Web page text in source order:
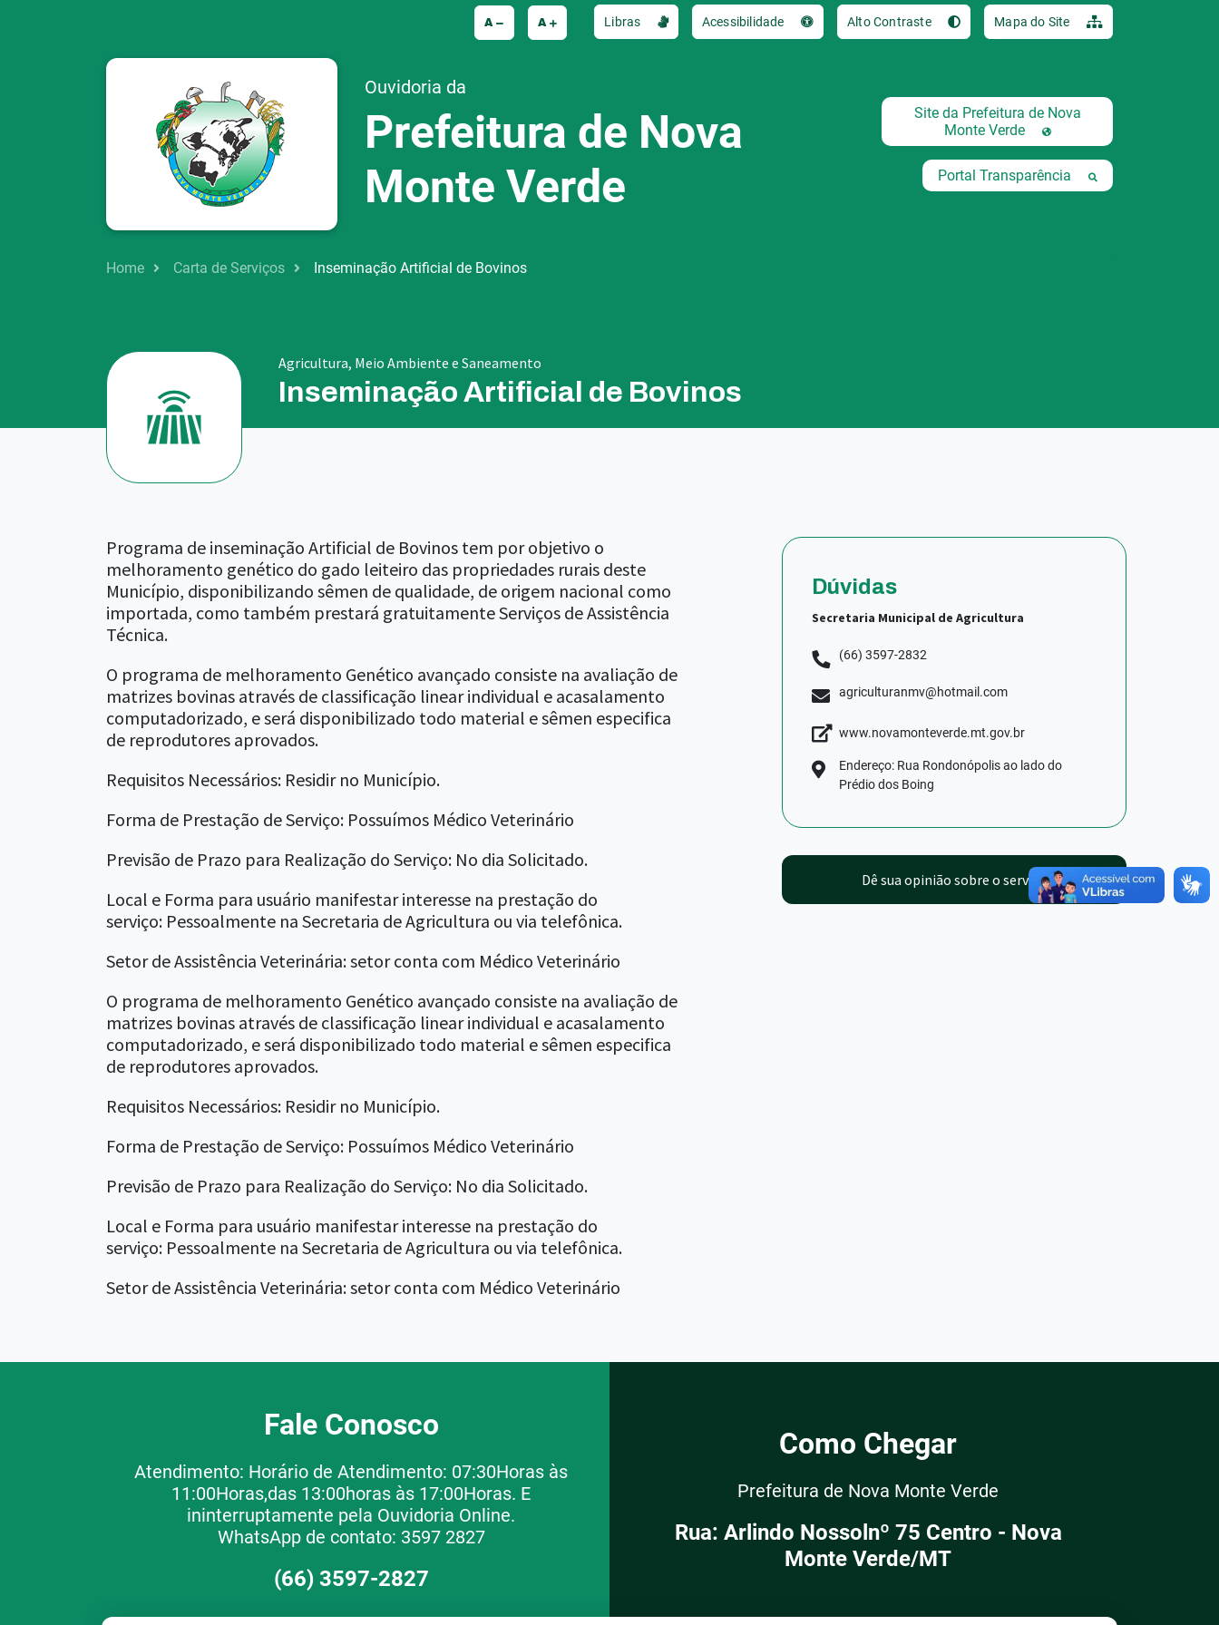
A A Libras Acessibilidade Alto Contraste Mapa do Site
Ouvidoria da
Prefeitura de Nova
Monte Verde
Site da Prefeitura de Nova
Monte Verde
Portal Transparência
Home Carta de Serviços Inseminação Artificial de Bovinos
Agricultura, Meio Ambiente e Saneamento
Inseminação Artificial de Bovinos
Programa de inseminação Artificial de Bovinos tem por objetivo o
melhoramento genético do gado leiteiro das propriedades rurais deste
Município, disponibilizando sêmen de qualidade, de origem nacional como
importada, como também prestará gratuitamente Serviços de Assistência
Técnica.
O programa de melhoramento Genético avançado consiste na avaliação de
matrizes bovinas através de classificação linear individual e acasalamento
computadorizado, e será disponibilizado todo material e sêmen especifica
de reprodutores aprovados.
Requisitos Necessários: Residir no Município.
Forma de Prestação de Serviço: Possuímos Médico Veterinário
Previsão de Prazo para Realização do Serviço: No dia Solicitado.
Local e Forma para usuário manifestar interesse na prestação do
serviço: Pessoalmente na Secretaria de Agricultura ou via telefônica.
Setor de Assistência Veterinária: setor conta com Médico Veterinário
O programa de melhoramento Genético avançado consiste na avaliação de
matrizes bovinas através de classificação linear individual e acasalamento
computadorizado, e será disponibilizado todo material e sêmen especifica
de reprodutores aprovados.
Requisitos Necessários: Residir no Município.
Forma de Prestação de Serviço: Possuímos Médico Veterinário
Previsão de Prazo para Realização do Serviço: No dia Solicitado.
Local e Forma para usuário manifestar interesse na prestação do
serviço: Pessoalmente na Secretaria de Agricultura ou via telefônica.
Setor de Assistência Veterinária: setor conta com Médico Veterinário
Dúvidas
Secretaria Municipal de Agricultura
(66) 3597-2832
agriculturanmv@hotmail.com
www.novamonteverde.mt.gov.br
Endereço: Rua Rondonópolis ao lado do
Prédio dos Boing
Dê sua opinião sobre o serviço
Fale Conosco
Atendimento: Horário de Atendimento: 07:30Horas às
11:00Horas,das 13:00horas às 17:00Horas. E
ininterruptamente pela Ouvidoria Online.
WhatsApp de contato: 3597 2827
(66) 3597-2827
Como Chegar
Prefeitura de Nova Monte Verde
Rua: Arlindo Nossolnº 75 Centro - Nova
Monte Verde/MT